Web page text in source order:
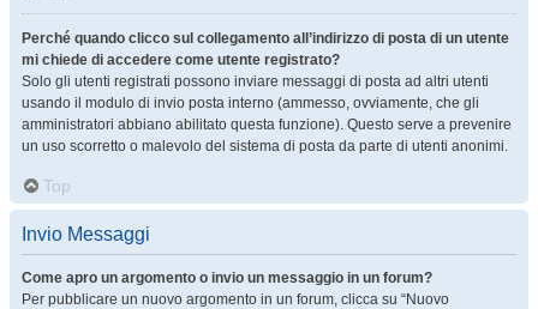
Perché quando clicco sul collegamento all’indirizzo di posta di un utente
mi chiede di accedere come utente registrato?
Solo gli utenti registrati possono inviare messaggi di posta ad altri utenti
usando il modulo di invio posta interno (ammesso, ovviamente, che gli
amministratori abbiano abilitato questa funzione). Questo serve a prevenire
un uso scorretto o malevolo del sistema di posta da parte di utenti anonimi.
Top
Invio Messaggi
Come apro un argomento o invio un messaggio in un forum?
Per pubblicare un nuovo argomento in un forum, clicca su “Nuovo